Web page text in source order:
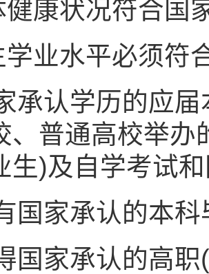
健康状况符合国
业水平必须符
承认学历的应
、普通高校举
生)及自学考试
国家承认的本
国家承认的高